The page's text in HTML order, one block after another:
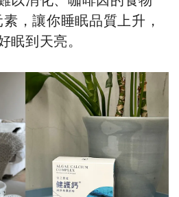
，讓你睡眠品質上升，
眠到天亮。